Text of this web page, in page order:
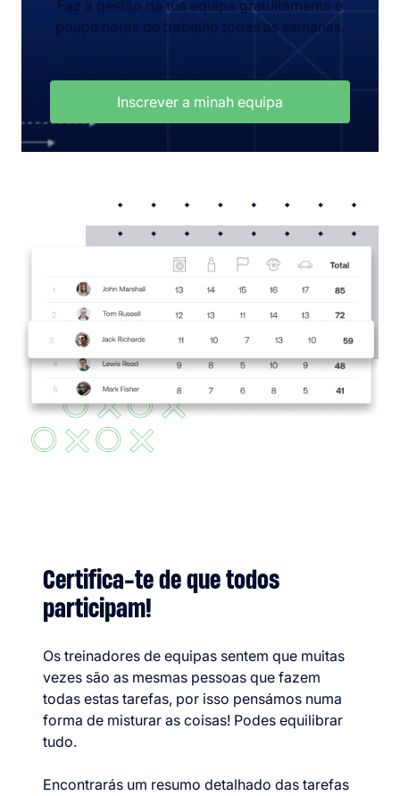
Faz a gestão da tua equipa gratuitamente e
poupa horas de trabalho todas as semanas.
Inscrever a minah equipa
Certifica-te de que todos
participam!
Os treinadores de equipas sentem que muitas
vezes são as mesmas pessoas que fazem
todas estas tarefas, por isso pensámos numa
forma de misturar as coisas! Podes equilibrar
tudo.
Encontrarás um resumo detalhado das tarefas